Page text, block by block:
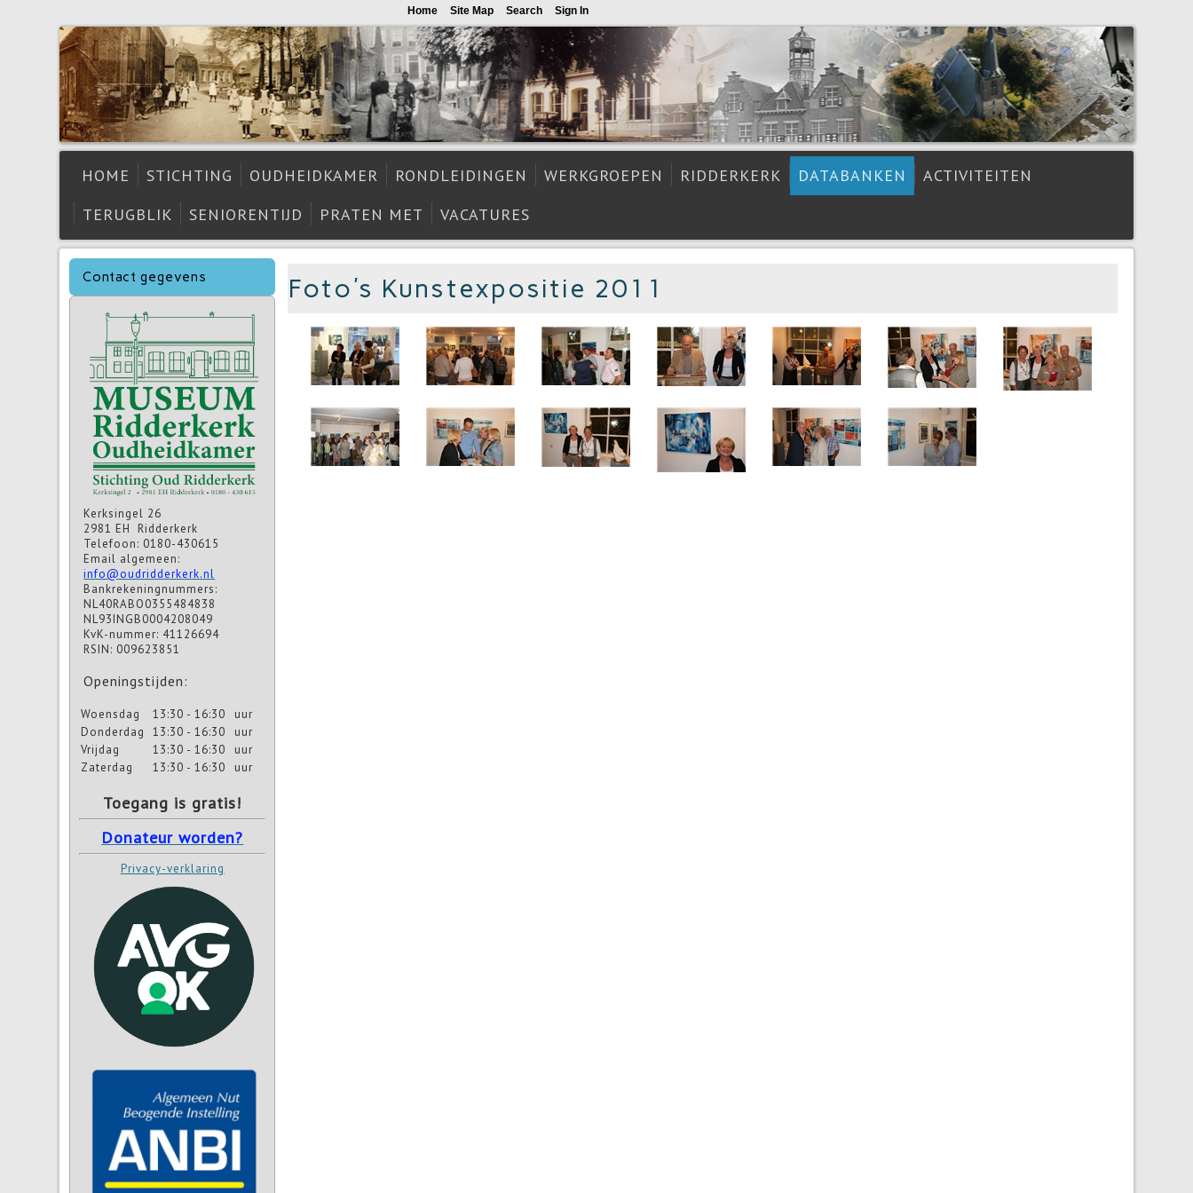
HOME STICHTING OUDHEIDKAMER RONDLEIDINGEN WERKGROEPEN RIDDERKERK DATABANKEN
ACTIVITEITEN
TERUGBLIK
SENIORENTIJD PRATEN MET VACATURES
Contact gegevens
Kerksingel 26
2981 EH Ridderkerk
Telefoon: 0180-430615
Email algemeen:
info@oudridderkerk.nl
Bankrekeningnummers:
NL40RABO0355484838
NL93INGB0004208049
KvK-nummer: 41126694
RSIN: 009623851
Openingstijden:
Woensdag 13:30 - 16:30
uur
Donderdag
13:30 - 16:30
uur
Vrijdag
13:30 - 16:30
uur
Zaterdag
13:30 - 16:30 uur
Toegang is gratis!
Donateur worden?
Privacy-verklaring
Foto's Kunstexpositie 2011
Home Site Map Search Sign In